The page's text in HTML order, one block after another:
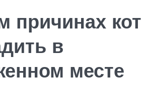
причинах кот
в
месте